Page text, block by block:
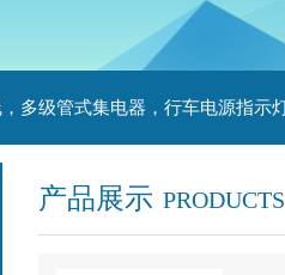
产品展示 PRODUCTS